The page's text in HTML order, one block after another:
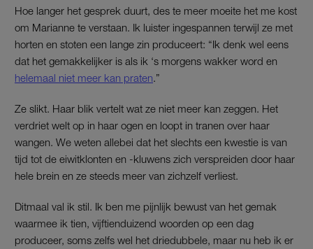
Hoe langer het gesprek duurt, des te meer moeite het me kost
om Marianne te verstaan. Ik luister ingespannen terwijl ze met
horten en stoten een lange zin produceert: “Ik denk wel eens
dat het gemakkelijker is als ik ‘s morgens wakker word en
helemaal niet meer kan praten .”
Ze slikt. Haar blik vertelt wat ze niet meer kan zeggen. Het
verdriet welt op in haar ogen en loopt in tranen over haar
wangen. We weten allebei dat het slechts een kwestie is van
tijd tot de eiwitklonten en -kluwens zich verspreiden door haar
hele brein en ze steeds meer van zichzelf verliest.
Ditmaal val ik stil. Ik ben me pijnlijk bewust van het gemak
waarmee ik tien, vijftienduizend woorden op een dag
produceer, soms zelfs wel het driedubbele, maar nu heb ik er